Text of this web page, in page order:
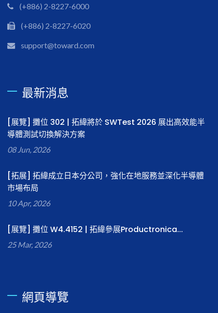
(+886) 2-8227-6000
(+886) 2-8227-6020
support@toward.com
最新消息
[展覽] 攤位 302 | 拓緯將於 SWTest 2026 展出高效能半
導體測試切換解決方案
08 Jun, 2026
[拓展] 拓緯成立日本分公司，強化在地服務並深化半導體
市場布局
10 Apr, 2026
[展覽] 攤位 W4.4152 | 拓緯參展Productronica...
25 Mar, 2026
網頁導覽